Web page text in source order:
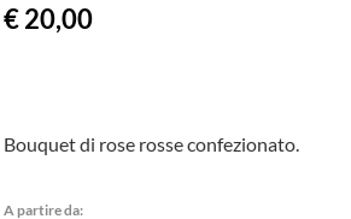
€ 20,00
Bouquet di rose rosse confezionato.
A partire da: